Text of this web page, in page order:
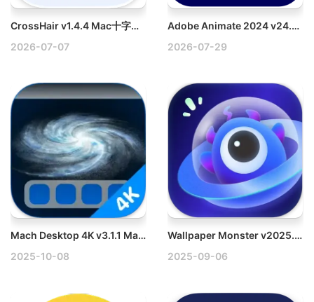
CrossHair v1.4.4 Mac十字准星、放大镜、参考线、测量小工具破解版
2026-07-07
Adobe Animate 2024 v24.0.14 Mac破解版适配M1
2026-07-29
Mach Desktop 4K v3.1.1 Mac动态壁纸和屏幕保护程序破解版
2025-10-08
Wallpaper Monster v2025.8 Mac动态壁纸引擎精美小组件
2025-09-06